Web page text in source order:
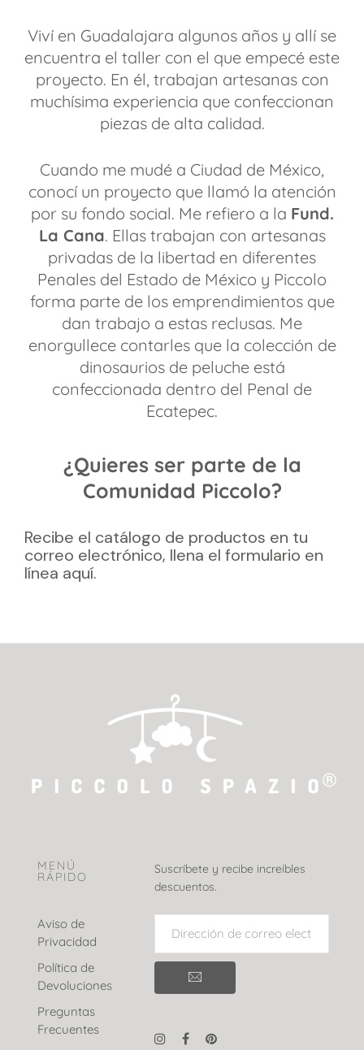
Viví en Guadalajara algunos años y allí se
encuentra el taller con el que empecé este
proyecto. En él, trabajan artesanas con
muchísima experiencia que confeccionan
piezas de alta calidad.
Cuando me mudé a Ciudad de México,
conocí un proyecto que llamó la atención
por su fondo social. Me refiero a la Fund.
La Cana. Ellas trabajan con artesanas
privadas de la libertad en diferentes
Penales del Estado de México y Piccolo
forma parte de los emprendimientos que
dan trabajo a estas reclusas. Me
enorgullece contarles que la colección de
dinosaurios de peluche está
confeccionada dentro del Penal de
Ecatepec.
¿Quieres ser parte de la
Comunidad Piccolo?
Recibe el catálogo de productos en tu
correo electrónico, llena el formulario en
línea aquí.
MENÚ
RÁPIDO
Aviso de
Privacidad
Política de
Devoluciones
Preguntas
Frecuentes
Suscríbete y recibe increíbles
descuentos.